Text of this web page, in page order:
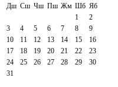
Дш Сш Чш Пш Жм Шб Яб
1
2
3
4 5 6 7 8
9
10
11 12 13 14 15
16
17
18 19 20 21 22
23
24
25 26 27 28 29
30
31